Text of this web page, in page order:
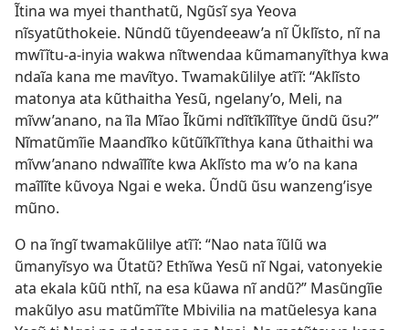
Ĩtina wa myei thanthatũ, Ngũsĩ sya Yeova
nĩsyatũthokeie. Nũndũ tũyendeeaw’a nĩ Ũklĩsto, nĩ na
mwĩĩtu-a-inyia wakwa nĩtwendaa kũmamanyĩthya kwa
ndaĩa kana me mavĩtyo. Twamakũlilye atĩĩ: “Aklĩsto
matonya ata kũthaitha Yesũ, ngelany’o, Meli, na
mĩvw’anano, na ĩla Mĩao Ĩkũmi ndĩtĩkĩlĩtye ũndũ ũsu?”
Nĩmatũmĩie Maandĩko kũtũĩkĩĩthya kana ũthaithi wa
mĩvw’anano ndwaĩlĩte kwa Aklĩsto ma w’o na kana
maĩlĩte kũvoya Ngai e weka. Ũndũ ũsu wanzeng’isye
mũno.
O na ĩngĩ twamakũlilye atĩĩ: “Nao nata ĩũlũ wa
ũmanyĩsyo wa Ũtatũ? Ethĩwa Yesũ nĩ Ngai, vatonyekie
ata ekala kũũ nthĩ, na esa kũawa nĩ andũ?” Masũngĩie
makũlyo asu matũmĩĩte Mbivilia na matũelesya kana